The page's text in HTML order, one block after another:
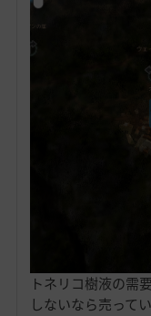
トネリコ樹液の需
しないなら売ってい